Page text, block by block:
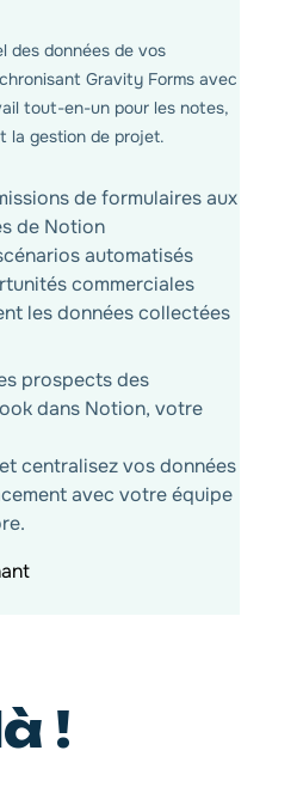
des données de vos
Gravity Forms avec
tout-en-un pour les notes,
la gestion de projet.
de formulaires aux
de Notion
automatisés
commerciales
les données collectées
prospects des
dans Notion, votre
centralisez vos données
avec votre équipe
!